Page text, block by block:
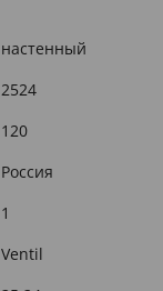
настенный
2524
120
Россия
1
Ventil